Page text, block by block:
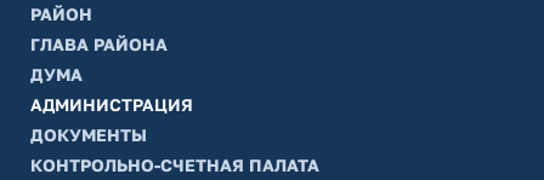
РАЙОН
ГЛАВА РАЙОНА
ДУМА
АДМИНИСТРАЦИЯ
ДОКУМЕНТЫ
КОНТРОЛЬНО-СЧЕТНАЯ ПАЛАТА